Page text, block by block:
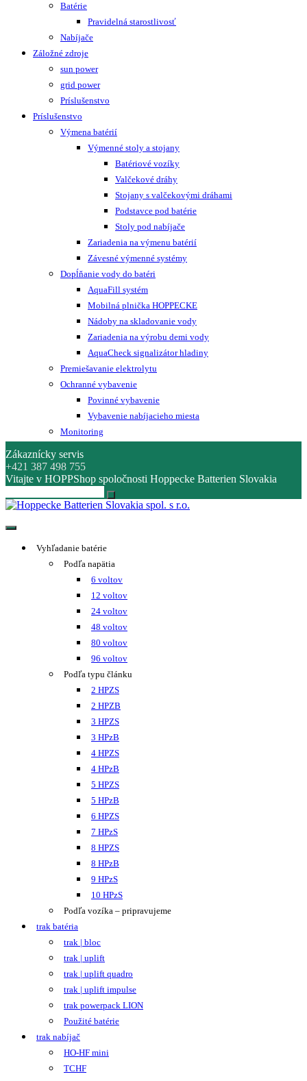
Batérie
Pravidelná starostlivosť
Nabíjače
Záložné zdroje
sun power
grid power
Príslušenstvo
Príslušenstvo
Výmena batérií
Výmenné stoly a stojany
Batériové vozíky
Valčekové dráhy
Stojany s valčekovými dráhami
Podstavce pod batérie
Stoly pod nabíjače
Zariadenia na výmenu batérií
Závesné výmenné systémy
Dopĺňanie vody do batéri
AquaFill systém
Mobilná plnička HOPPECKE
Nádoby na skladovanie vody
Zariadenia na výrobu demi vody
AquaCheck signalizátor hladiny
Premiešavanie elektrolytu
Ochranné vybavenie
Povinné vybavenie
Vybavenie nabíjacieho miesta
Monitoring
Zákaznícky servis
+421 387 498 755
Vitajte v HOPPShop spoločnosti Hoppecke Batterien Slovakia
Hoppecke Batterien Slovakia spol. s r.o.
Online B2B konfigurátor HOPPECKE
Vyhľadanie batérie
Podľa napätia
6 voltov
12 voltov
24 voltov
48 voltov
80 voltov
96 voltov
Podľa typu článku
2 HPZS
2 HPZB
3 HPZS
3 HPzB
4 HPZS
4 HPzB
5 HPZS
5 HPzB
6 HPZS
7 HPzS
8 HPZS
8 HPzB
9 HPzS
10 HPzS
Podľa vozíka – pripravujeme
trak batéria
trak | bloc
trak | uplift
trak | uplift quadro
trak | uplift impulse
trak powerpack LION
Použité batérie
trak nabíjač
HO-HF mini
TCHF